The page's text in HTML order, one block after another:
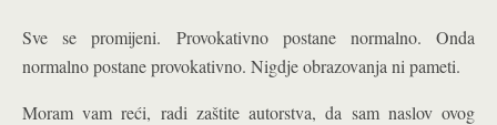
Sve se promijeni. Provokativno postane normalno. Onda
normalno postane provokativno. Nigdje obrazovanja ni pameti.
Moram vam reći, radi zaštite autorstva, da sam naslov ovog